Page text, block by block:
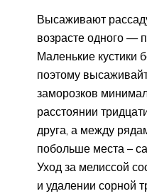
Высаживают
возрасте одного —
Маленькие кустики
поэтому
заморозков
расстоянии
друга, а между
побольше места –
Уход за мелиссой
и удалении сорной